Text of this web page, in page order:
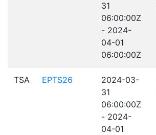
31
06:00:00Z
- 2024-
04-01
06:00:00Z
TSA EPTS26
2024-03-
31
06:00:00Z
- 2024-
04-01